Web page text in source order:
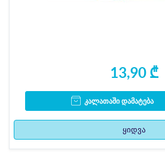
13,90 ₾
კალათაში დამატება
ყიდვა